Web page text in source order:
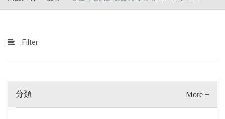
Filter
分類